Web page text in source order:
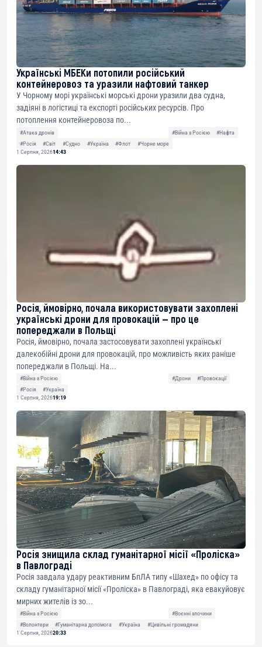
Українські МБЕКи потопили російський
контейнеровоз та уразили нафтовий танкер
У Чорному морі українські морські дрони уразили два судна,
задіяні в логістиці та експорті російських ресурсів. Про
потоплення контейнеровоза по...
#Атака дронів #Війна з Росією
#Нафта
#Росія
#Світ #Судно #Україна #Флот
#Чорне море
1 Серпня, 202614:43
Росія, ймовірно, почала використовувати захоплені
українські дрони для провокацій — про це
попереджали в Польщі
Росія, ймовірно, почала застосовувати захоплені українські
далекобійні дрони для провокацій, про можливість яких раніше
попереджали в Польщі. На...
#Війна з Росією #Дрони
#Провокації
#Росія
#Україна
1 Серпня, 202619:19
Росія знищила склад гуманітарної місії «Проліска»
в Павлограді
Росія завдала удару реактивним БпЛА типу «Шахед» по офісу та
складу гуманітарної місії «Проліска» в Павлограді, яка евакуйовує
мирних жителів із зо...
#Війна з Росією
#Воєнні злочини
#Волонтери
#Гуманітарна допомога #Україна
#Цивільні громадяни
1 Серпня, 202620:33